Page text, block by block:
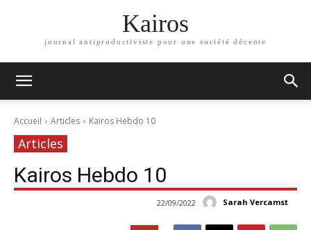
Kairos
journal antiproductiviste pour une société décente
Accueil Articles Kairos Hebdo 10
Articles
Kairos Hebdo 10
Sarah Vercamst
22/09/2022